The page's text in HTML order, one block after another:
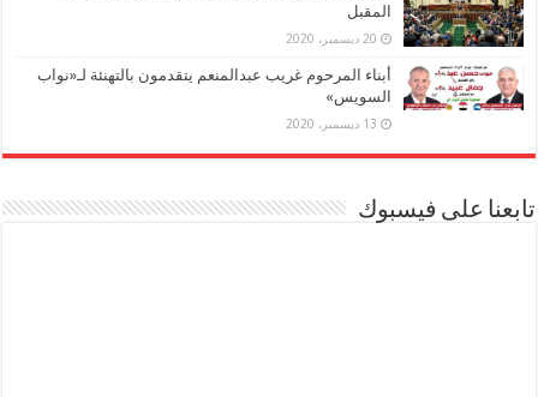
المقبل
20 ديسمبر، 2020
أبناء المرحوم غريب عبدالمنعم يتقدمون بالتهنئة لـ«نواب
السويس»
13 ديسمبر، 2020
تابعنا على فيسبوك